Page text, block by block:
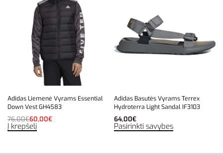
Adidas Liemenė Vyrams Essential
Down Vest GH4583
76,00€60,00€
Į krepšelį
Adidas Basutės Vyrams Terrex
Hydroterra Light Sandal IF3103
64,00€
Pasirinkti savybes